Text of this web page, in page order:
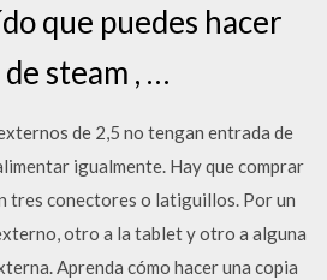
que puedes hacer
steam , …
de 2,5 no tengan entrada de
igualmente. Hay que comprar
tres conectores o latiguillos. Por un
otro a la tablet y otro a alguna
Aprenda cómo hacer una copia